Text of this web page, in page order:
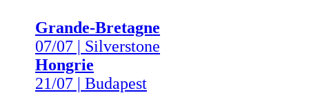
Grande-Bretagne
07/07 | Silverstone
Hongrie
21/07 | Budapest